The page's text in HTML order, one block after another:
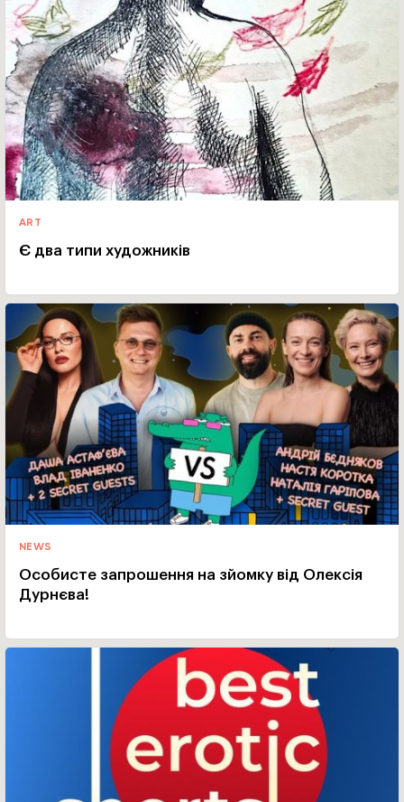
ART
Є два типи художників
NEWS
Особисте запрошення на зйомку від Олексія
Дурнєва!